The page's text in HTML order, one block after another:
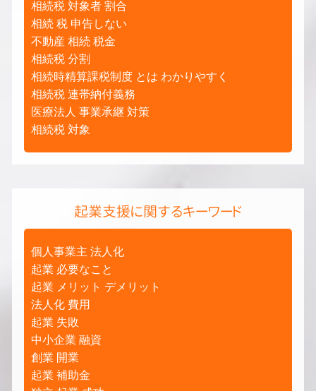
相続税 対象者 割合
相続 税 申告しない
不動産 相続 税金
相続税 分割
相続時精算課税制度 とは わかりやすく
相続税 連帯納付義務
医療法人 事業承継 対策
相続税 対象
起業支援に関するキーワード
個人事業主 法人化
起業 必要なこと
起業 メリット デメリット
法人化 費用
起業 失敗
中小企業 融資
創業 開業
起業 補助金